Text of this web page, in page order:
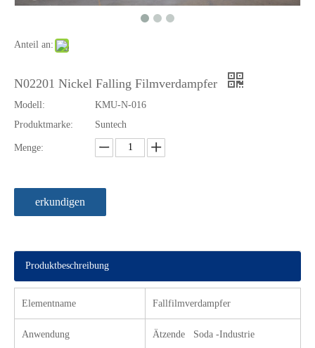
Horizontaler Industrie-Nickel-Druckbehälter Marine
Anteil an:
N02201 Nickel Falling Filmverdampfer
Modell:
KMU-N-016
Produktmarke:
Suntech
Menge:
erkundigen
Produktbeschreibung
Elementname ​ Fallfilmverdampfer ​
Anwendung Ätzende Soda -Industrie